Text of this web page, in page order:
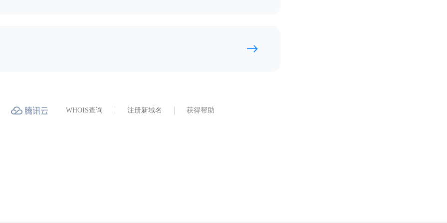
WHOIS查询 注册新域名 获得帮助